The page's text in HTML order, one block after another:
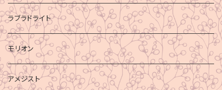
ラブラドライト
モリオン
アメジスト